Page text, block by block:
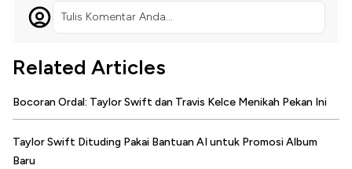
Tulis Komentar Anda...
Related Articles
Bocoran Ordal: Taylor Swift dan Travis Kelce Menikah Pekan Ini
Taylor Swift Dituding Pakai Bantuan AI untuk Promosi Album
Baru